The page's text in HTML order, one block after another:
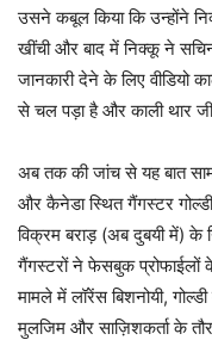
उसने कबूल किया कि उन्होंने
खींची और बाद में निक्कू ने
जानकारी देने के लिए वीडियो
से चल पड़ा है और काली थार
अब तक की जांच से यह बात
और कैनेडा स्थित गैंगस्टर
विक्रम बराड़ (अब दुबयी में) के
गैंगस्टरों ने फेसबुक प्रोफाईलों
मामले में लॉरेंस बिशनोयी,
मुलजिम और साज़िशकर्ता के